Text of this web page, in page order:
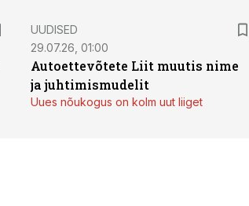
UUDISED
29.07.26, 01:00
Autoettevõtete Liit muutis nime
ja juhtimismudelit
Uues nõukogus on kolm uut liiget